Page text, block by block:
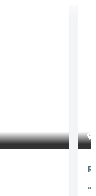
...